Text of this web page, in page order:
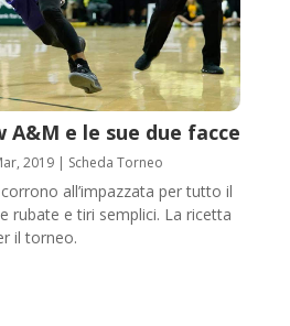
A&M e le sue due facce
2019| Scheda Torneo
all’impazzata per tutto il
rubate e tiri semplici. La ricetta
il torneo.